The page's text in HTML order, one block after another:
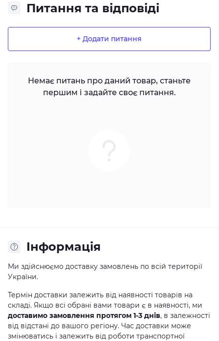
Питання та відповіді
+ Додати питання
Немає питань про даний товар, станьте
першим і задайте своє питання.
Iнформація
Ми здійснюємо доставку замовлень по всій території
України.
Термін доставки залежить від наявності товарів на
складі. Якщо всі обрані вами товари є в наявності, ми
доставимо замовлення протягом 1-3 днів, в залежності
від відстані до вашого регіону. Час доставки може
змінюватись і залежить від роботи транспортної